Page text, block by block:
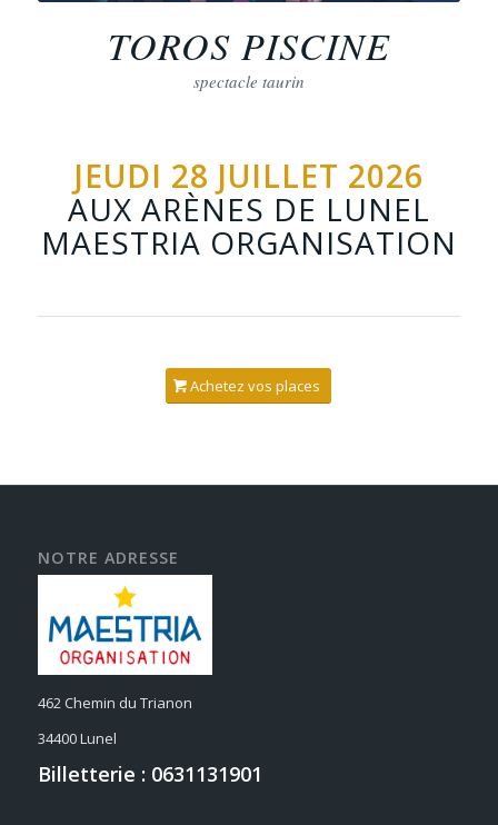
TOROS PISCINE
spectacle taurin
JEUDI 28 JUILLET 2026
AUX ARÈNES DE LUNEL
MAESTRIA ORGANISATION
Achetez vos places
NOTRE ADRESSE
462 Chemin du Trianon
34400 Lunel
Billetterie : 0631131901